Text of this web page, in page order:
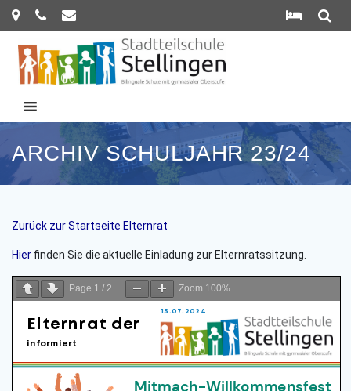
Zum
Inhalt
ARCHIV SCHULJAHR 23/24
Zurück zur Startseite Elternrat
Hier finden Sie die aktuelle Einladung zur Elternratssitzung.
Page 1 / 2 Zoom 100%